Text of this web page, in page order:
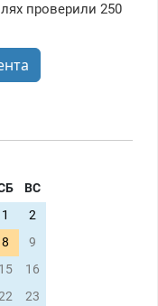
проверили 250
ВС
1
2
8
9
15
16
23